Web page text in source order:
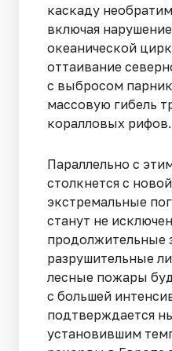
каскаду
включая
океанической
оттаивание
с выбросом
массовую гибель
коралловых рифов.
Параллельно с
столкнется с
экстремальные
станут не
продолжительные
разрушительные
лесные пожары
с большей
подтверждается
установившим